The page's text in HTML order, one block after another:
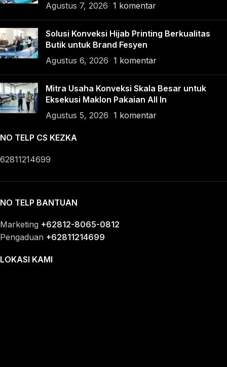
Agustus 7, 2026 1 komentar
Solusi Konveksi Hijab Printing Berkualitas
Butik untuk Brand Fesyen
Agustus 6, 2026 1 komentar
Mitra Usaha Konveksi Skala Besar untuk
Eksekusi Maklon Pakaian All In
Agustus 5, 2026 1 komentar
NO TELP CS KEZKA
62811214699
NO TELP BANTUAN
Marketing +62812-8065-0812
Pengaduan +62811214699
LOKASI KAMI